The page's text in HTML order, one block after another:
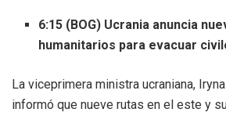
6:15 (BOG) Ucrania anuncia
humanitarios para evacuar
La viceprimera ministra ucraniana,
informó que nueve rutas en el este y